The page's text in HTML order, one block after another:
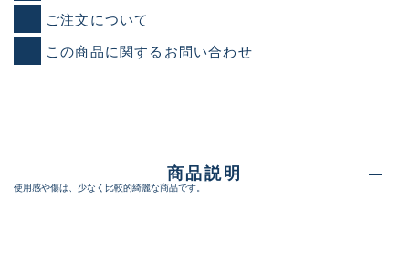
ご注文について
この商品に関するお問い合わせ
商品説明
使用感や傷は、少なく比較的綺麗な商品です。